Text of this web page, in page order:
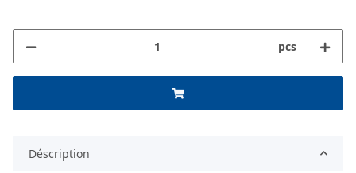
pcs
Déscription